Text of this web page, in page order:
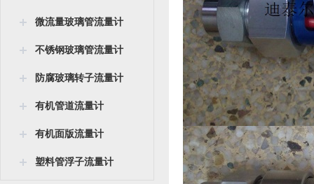
微流量玻璃管流量计
不锈钢玻璃管流量计
防腐玻璃转子流量计
有机管道流量计
有机面版流量计
塑料管浮子流量计